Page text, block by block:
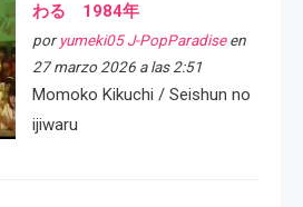
わる 1984年
por yumeki05 J-PopParadiseen
27 marzo 2026 a las 2:51
Momoko Kikuchi / Seishun no
ijiwaru